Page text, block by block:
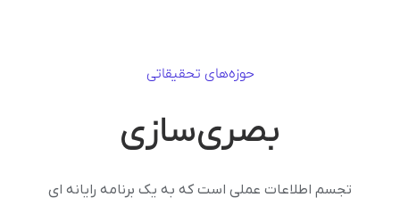
حوزه‌های تحقیقاتی
بصری‌سازی
تجسم اطلاعات عملی است که به یک برنامه رایانه ای